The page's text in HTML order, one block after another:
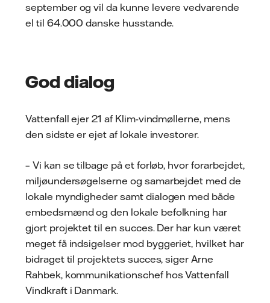
september og vil da kunne levere vedvarende
el til 64.000 danske husstande.
God dialog
Vattenfall ejer 21 af Klim-vindmøllerne, mens
den sidste er ejet af lokale investorer.
– Vi kan se tilbage på et forløb, hvor forarbejdet,
miljøundersøgelserne og samarbejdet med de
lokale myndigheder samt dialogen med både
embedsmænd og den lokale befolkning har
gjort projektet til en succes. Der har kun været
meget få indsigelser mod byggeriet, hvilket har
bidraget til projektets succes, siger Arne
Rahbek, kommunikationschef hos Vattenfall
Vindkraft i Danmark.